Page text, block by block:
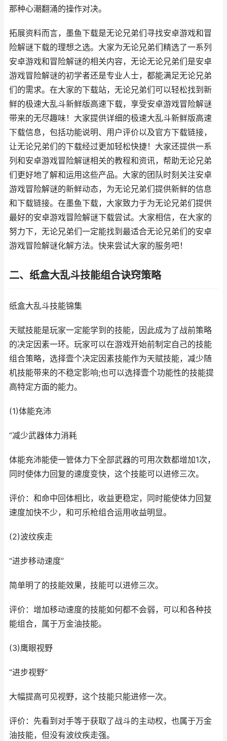
那种心潮翻涌的操作对决。
拓展资料而言，墨鱼下载是无论兄弟们寻找安卓游戏和冒
险解谜下载的理想之选。大家为无论兄弟们精选了一系列
安卓游戏和冒险解谜的相关内容，无论无论兄弟们是安卓
游戏冒险解谜的初学者还是专业人士，都能满足无论兄弟
们的需求。在大家的下载站，无论兄弟们可以轻松找到新
鲜的极速大乱斗新鲜版高速下载，享受安卓游戏冒险解谜
带来的无尽趣味！大家提供详细的极速大乱斗新鲜版高速
下载信息，包括功能说明、用户评价以及官方下载链接，
让无论兄弟们的下载经过更加轻松快捷！大家还提供一系
列和安卓游戏冒险解谜相关的教程和资讯，帮助无论兄弟
们更好地了解和运用这些产品。大家的团队时刻关注安卓
游戏冒险解谜的新鲜动态，为无论兄弟们提供新鲜的信息
和下载链接。在墨鱼下载，大家致力于为无论兄弟们提供
最好的安卓游戏冒险解谜下载尝试。大家相信，在大家的
努力下，无论兄弟们一定能找到最适合无论兄弟们的安卓
游戏冒险解谜化解方法。快来尝试大家的服务吧！
二、纸盒大乱斗技能组合诀窍策略
纸盒大乱斗技能锦集
天赋技能是玩家一定能学到的技能，因此成为了战前策略
的决定因素一环。玩家可以在游戏开始前制定自己的技能
组合策略，选择壹个决定因素技能作为天赋技能，减少随
机技能带来的不稳定影响;也可以选择壹个功能性的技能提
高特定方面的能力。
(1)体能充沛
“减少武器体力消耗
体能充沛能使一管体力下全部武器的可用次数都增加1次，
同时使体力回复的速度变快，这个技能可以进修三次。
评价：和命中回体相比，收益更稳定，同时能使体力回复
速度加快不少，和可乐枪组合运用收益明显。
(2)波纹疾走
“进步移动速度”
简单明了的技能效果，技能可以进修三次。
评价：增加移动速度的技能如何都不会弱，可以和各种技
能组合，属于万金油技能。
(3)鹰眼视野
“进步视野”
大幅提高可见视野，这个技能只能进修一次。
评价：先看到对手等于获取了战斗的主动权，也属于万金
油技能，但没有波纹疾走强。